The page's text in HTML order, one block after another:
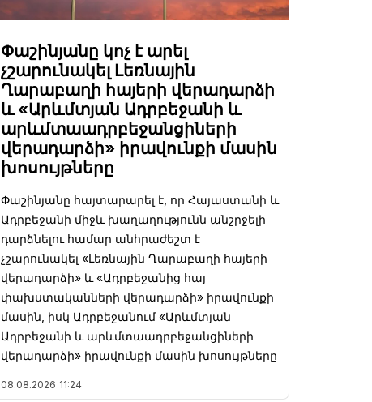
Փաշինյանը կոչ է արել
չշարունակել Լեռնային
Ղարաբաղի հայերի վերադարձի
և «Արևմտյան Ադրբեջանի և
արևմտաադրբեջանցիների
վերադարձի» իրավունքի մասին
խոսույթները
Փաշինյանը հայտարարել է, որ Հայաստանի և
Ադրբեջանի միջև խաղաղությունն անշրջելի
դարձնելու համար անհրաժեշտ է
չշարունակել «Լեռնային Ղարաբաղի հայերի
վերադարձի» և «Ադրբեջանից հայ
փախստականների վերադարձի» իրավունքի
մասին, իսկ Ադրբեջանում «Արևմտյան
Ադրբեջանի և արևմտաադրբեջանցիների
վերադարձի» իրավունքի մասին խոսույթները
08.08.2026 11:24